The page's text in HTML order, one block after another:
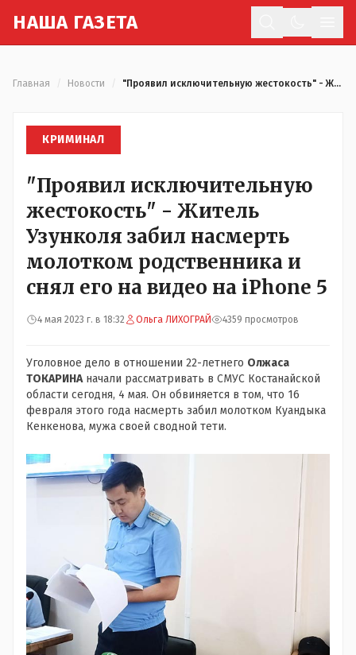
НАША ГАЗЕТА
Главная Новости "Проявил исключительную жестокость" - Житель Узунколя забил насмерть молотком родственника и снял его на видео на iPhone 5
КРИМИНАЛ
"Проявил исключительную
жестокость" - Житель
Узунколя забил насмерть
молотком родственника и
снял его на видео на iPhone 5
4 мая 2023 г. в 18:32 Ольга ЛИХОГРАЙ 4359 просмотров
Уголовное дело в отношении 22-летнего Олжаса
ТОКАРИНАначали рассматривать в СМУС Костанайской
области сегодня, 4 мая. Он обвиняется в том, что 16
февраля этого года насмерть забил молотком Куандыка
Кенкенова, мужа своей сводной тети.